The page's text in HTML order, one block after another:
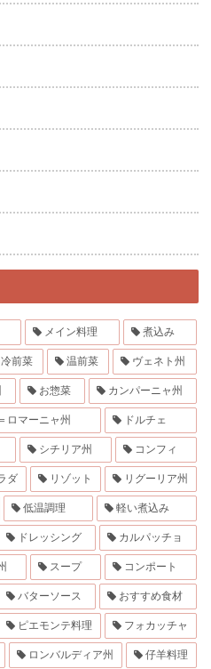
メイン料理 煮込み
前菜 温前菜 ヴェネト州
お惣菜 カンパーニャ州
ロマーニャ州 ドルチェ
シチリア州 コンフィ
ダ リゾット リグーリア州
低温調理 軽い煮込み
ドレッシング カルパッチョ
スープ コンポート
バターソース おすすめ食材
ピエモンテ料理 フォカッチャ
ロンバルディア州 仔羊料理